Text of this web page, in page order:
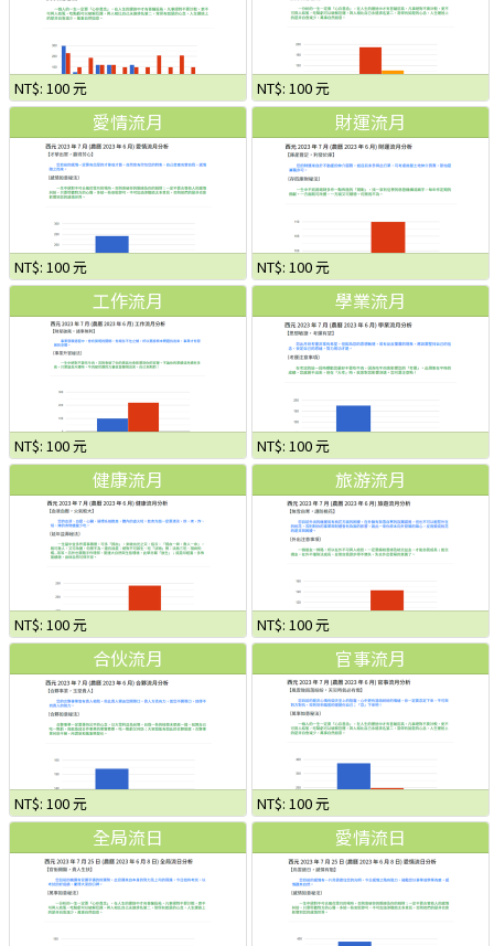
NT$: 100 元 NT$: 100 元
愛情流月
NT$: 100 元
財運流月
NT$: 100 元
工作流月
NT$: 100 元
學業流月
NT$: 100 元
健康流月
NT$: 100 元
旅游流月
NT$: 100 元
合伙流月
NT$: 100 元
官事流月
NT$: 100 元
全局流日 愛情流日